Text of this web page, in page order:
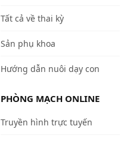
Tất cả về thai kỳ
Sản phụ khoa
Hướng dẫn nuôi dạy con
PHÒNG MẠCH ONLINE
Truyền hình trực tuyến